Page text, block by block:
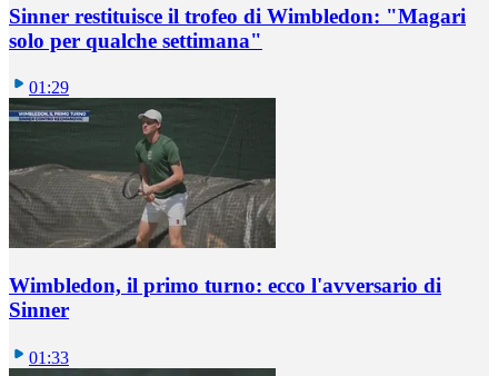
Sinner restituisce il trofeo di Wimbledon: "Magari
solo per qualche settimana"
01:29
Wimbledon, il primo turno: ecco l'avversario di
Sinner
01:33